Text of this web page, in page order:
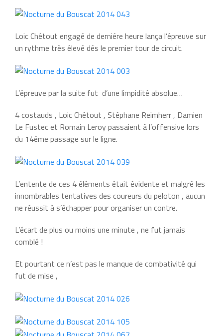
Loic Chétout engagé de derniére heure lança l’épreuve sur
un rythme très élevé dés le premier tour de circuit.
L’épreuve par la suite fut d’une limpidité absolue…
4 costauds , Loic Chétout , Stéphane Reimherr , Damien
Le Fustec et Romain Leroy passaient à l’offensive lors
du 14éme passage sur le ligne.
L’entente de ces 4 éléments était évidente et malgré les
innombrables tentatives des coureurs du peloton , aucun
ne réussit à s’échapper pour organiser un contre.
L’écart de plus ou moins une minute , ne fut jamais
comblé !
Et pourtant ce n’est pas le manque de combativité qui
fut de mise ,